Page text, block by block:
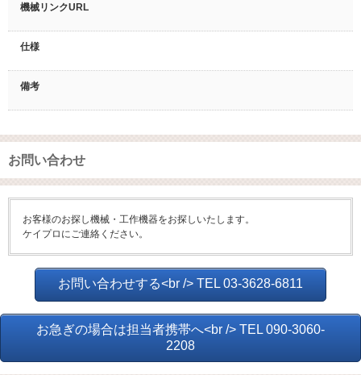
機械リンクURL
仕様
備考
お問い合わせ
お客様のお探し機械・工作機器をお探しいたします。
ケイプロにご連絡ください。
お問い合わせする<br /> TEL 03-3628-6811
お急ぎの場合は担当者携帯へ<br /> TEL 090-3060-
2208